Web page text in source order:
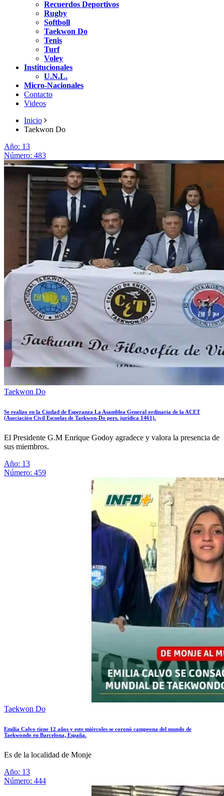
Recuerdos Deportivos
Rugby
Softboll
Taekwon Do
Tenis
Turf
Voley
Institucionales
U.N.L.
Micro-Nacionales
Contacto
Videos
Inicio
Taekwon Do
Año: 13
Número: 483
Taekwon Do
Se realizo en la Ciudad de Esperanza La Asamblea General ordinaria de la ACET
(Asociación Civil Escuelas de Taekwon-Do pers. jurídica 1461).
El Presidente G.M Enrique Godoy agradece y valora la presencia de
sus miembros.
Año: 13
Número: 459
Taekwon Do
Emilia Calvo tiene 12 años y este miércoles se coronó campeona del mundo de
Taekwondo en Barcelona, España.
Es de la localidad de Monje
Año: 13
Número: 444